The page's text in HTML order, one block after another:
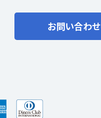
お問い合わせ